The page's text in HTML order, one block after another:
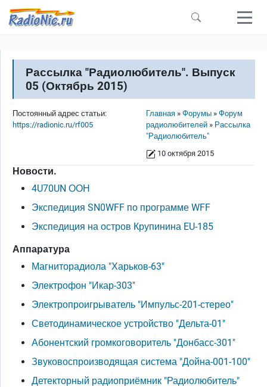
Перейти к основному содержанию
Рассылка "Радиолюбитель". Выпуск
05 (Октябрь 2015)
Строка навигации
Главная Форумы
Форум
радиолюбителей
Рассылка
"Радиолюбитель"
10 октября 2015
Постоянный адрес статьи:
https://radionic.ru/rf005
Новости.
4U70UN ООН
Экспедиция SN0WFF по программе WFF
Экспедиция на остров Крупинина EU-185
Аппаратура
Магниторадиола "Харьков-63"
Электрофон "Икар-303"
Электропроигрыватель "Импульс-201-стерео"
Светодинамическое устройство "Дельта-01"
Абонентский громкоговоритель "Донбасс-301"
Звуковоспроизводящая система "Дойна-001-100"
Детекторный радиоприёмник "Радиолюбитель"